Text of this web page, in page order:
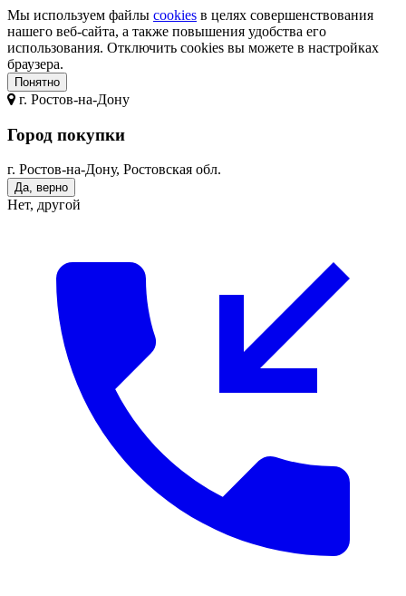
Мы используем файлы cookies в целях совершенствования
нашего веб-сайта, а также повышения удобства его
использования. Отключить cookies вы можете в настройках
браузера.
Понятно
г. Ростов-на-Дону
Город покупки
г. Ростов-на-Дону, Ростовская обл.
Да, верно
Нет, другой